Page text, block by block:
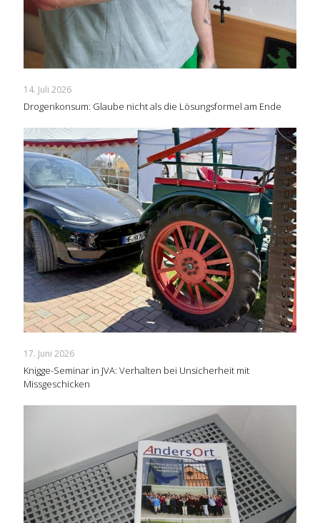
14. Juli 2026
Drogenkonsum: Glaube nicht als die Lösungsformel am Ende
17. Juni 2026
Knigge-Seminar in JVA: Verhalten bei Unsicherheit mit
Missgeschicken